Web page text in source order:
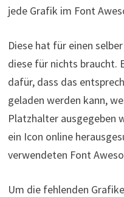
jede Grafik im Font
Diese hat für einen
diese für nichts braucht.
dafür, dass das
geladen werden kann,
Platzhalter ausgegeben
ein Icon online
verwendeten Font
Um die fehlenden